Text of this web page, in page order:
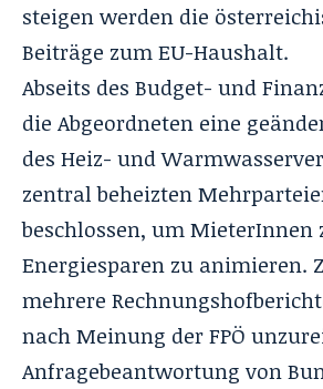
steigen werden die
Beiträge zum EU-Haushalt.
Abseits des Budget- und
die Abgeordneten eine
des Heiz- und
zentral beheizten
beschlossen, um MieterInnen
Energiesparen zu animieren.
mehrere
nach Meinung der FPÖ
Anfragebeantwortung von